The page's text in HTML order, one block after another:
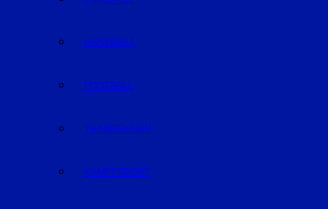
HANDBALL
FOOTBALL
TRABRENNEN
KAMPFSPORT